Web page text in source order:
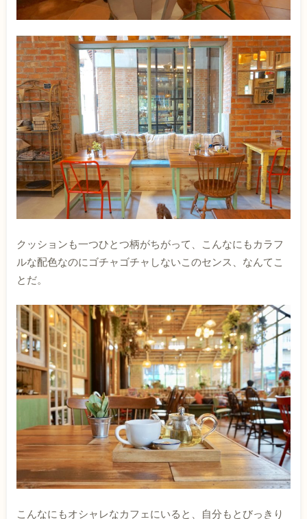
クッションも一つひとつ柄がちがって、こんなにもカラフ
ルな配色なのにゴチャゴチャしないこのセンス、なんてこ
とだ。
こんなにもオシャレなカフェにいると、自分もとびっきり